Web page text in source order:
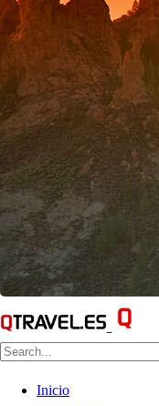
Inicio